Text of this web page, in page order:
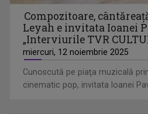
ARTA LA COLȚ DE STRADĂ
Dacă adesea emisiunile culturale
Compozitoare,
Leyah e invitata Ioanei
„Interviurile TVR
miercuri, 12 noiembrie 2025
Cunoscută pe piaţa muzicală
cinematic pop, invitata Ioanei